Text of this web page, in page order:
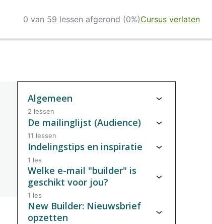
0 van 59 lessen afgerond (0%)Cursus verlaten
Algemeen
2 lessen
De mailinglijst (Audience)
11 lessen
Indelingstips en inspiratie
1 les
Welke e-mail "builder" is
geschikt voor jou?
1 les
New Builder: Nieuwsbrief
opzetten